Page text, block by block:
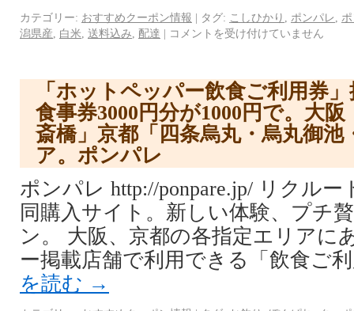
カテゴリー: おすすめクーポン情報 | タグ: こしひかり ポンパレ
潟県産
白米 送料込み 配達 | コメントを受け付けていません
「ホットペッパー飲食ご利用券
食事券3000円分が1000円で。大
斎橋」京都「四条烏丸・烏丸御池
ア。ポンパレ
ポンパレ http://ponpare.jp/ リクル
同購入サイト。新しい体験、プチ
ン。 大阪、京都の各指定エリアに
ー掲載店舗で利用できる「飲食ご
を読む →